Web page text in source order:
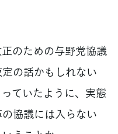
のための与野党協議
の話かもしれない
ていたように、実態
協議には入らない